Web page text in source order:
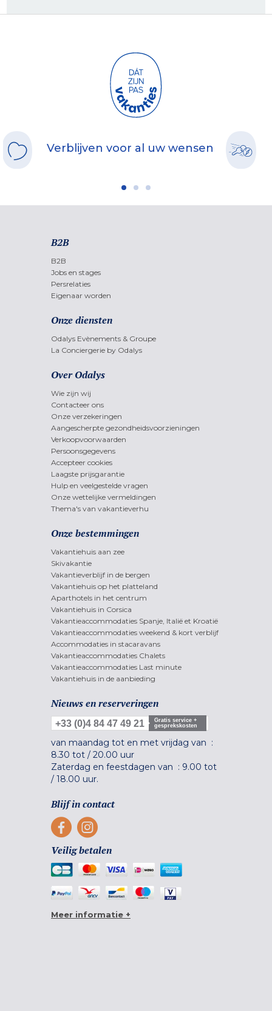
Verblijven voor al uw wensen
B2B
B2B
Jobs en stages
Persrelaties
Eigenaar worden
Onze diensten
Odalys Evènements & Groupe
La Conciergerie by Odalys
Over Odalys
Wie zijn wij
Contacteer ons
Onze verzekeringen
Aangescherpte gezondheidsvoorzieningen
Verkoopvoorwaarden
Persoonsgegevens
Accepteer cookies
Laagste prijsgarantie
Hulp en veelgestelde vragen
Onze wettelijke vermeldingen
Thema's van vakantieverhu
Onze bestemmingen
Vakantiehuis aan zee
Skivakantie
Vakantieverblijf in de bergen
Vakantiehuis op het platteland
Aparthotels in het centrum
Vakantiehuis in Corsica
Vakantieaccommodaties Spanje, Italië et Kroatië
Vakantieaccommodaties weekend & kort verblijf
Accommodaties in stacaravans
Vakantieaccommodaties Chalets
Vakantieaccommodaties Last minute
Vakantiehuis in de aanbieding
Nieuws en reserveringen
+33 (0)4 84 47 49 21
Gratis service +
gesprekskosten
van maandag tot en met vrijdag van :
8.30 tot / 20.00 uur
Zaterdag en feestdagen van : 9.00 tot
/ 18.00 uur.
Blijf in contact
Veilig betalen
Meer informatie +